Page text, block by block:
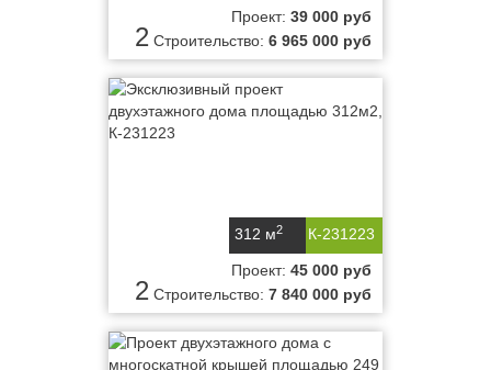
2
Проект: 39 000 руб
Строительство: 6 965 000 руб
К-231223
312 м2
2
Проект: 45 000 руб
Строительство: 7 840 000 руб